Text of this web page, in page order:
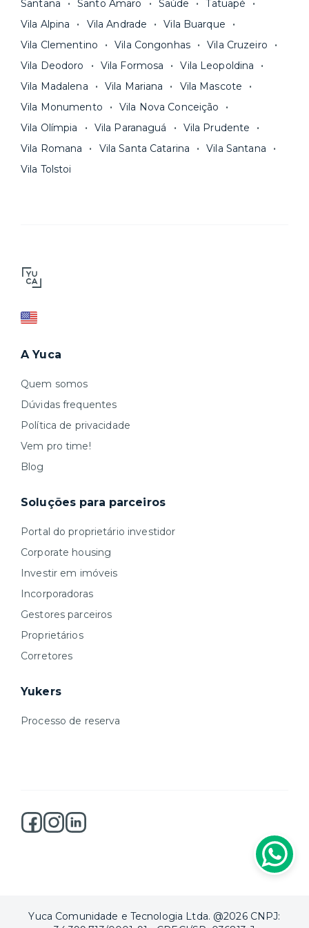
Santana
Santo Amaro Saúde
Tatuapé
Vila Alpina
Vila Andrade
Vila Buarque
Vila Clementino
Vila Congonhas
Vila Cruzeiro
Vila Deodoro
Vila Formosa
Vila Leopoldina
Vila Madalena
Vila Mariana
Vila Mascote
Vila Monumento
Vila Nova Conceição
Vila Olímpia
Vila Paranaguá
Vila Prudente
Vila Romana
Vila Santa Catarina
Vila Santana
Vila Tolstoi
A Yuca
Quem somos
Dúvidas frequentes
Política de privacidade
Vem pro time!
Blog
Soluções para parceiros
Portal do proprietário investidor
Corporate housing
Investir em imóveis
Incorporadoras
Gestores parceiros
Proprietários
Corretores
Yukers
Processo de reserva
Yuca Comunidade e Tecnologia Ltda. @2026 CNPJ: